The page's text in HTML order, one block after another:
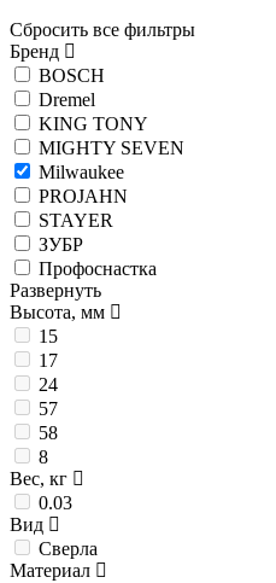
Сбросить все фильтры
Бренд
BOSCH
Dremel
KING TONY
MIGHTY SEVEN
Milwaukee
PROJAHN
STAYER
ЗУБР
Профоснастка
Развернуть
Высота, мм
15
17
24
57
58
8
Вес, кг
0.03
Вид
Сверла
Материал